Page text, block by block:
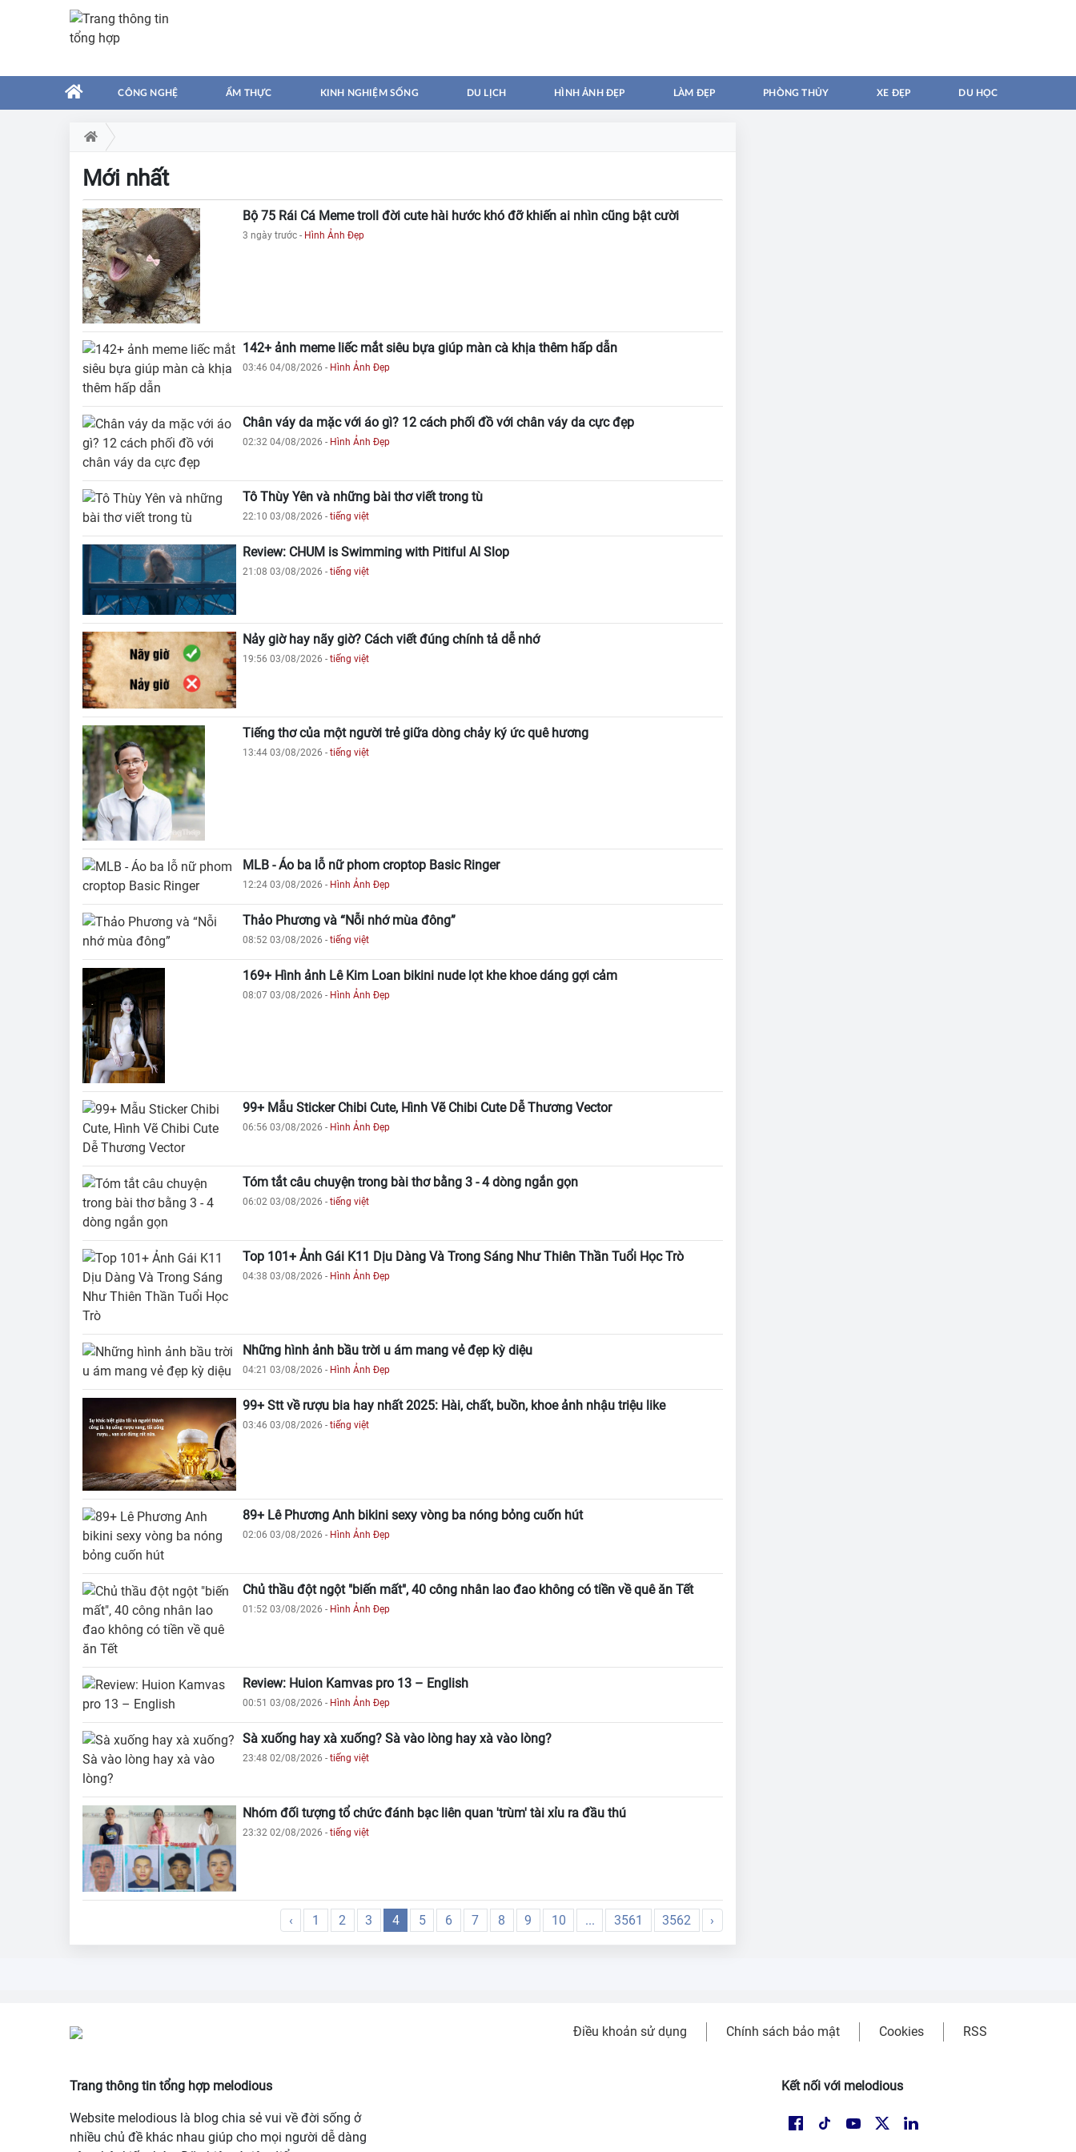
CÔNG NGHỆ ẨM THỰC KINH NGHIỆM SỐNG DU LỊCH HÌNH ẢNH ĐẸP LÀM ĐẸP PHÒNG THỦY XE ĐẸP DU HỌC
Mới nhất
Bộ 75 Rái Cá Meme troll đời cute hài hước khó đỡ khiến ai nhìn cũng bật cười
3 ngày trước - Hình Ảnh Đẹp
142+ ảnh meme liếc mắt siêu bựa giúp màn cà khịa thêm hấp dẫn
03:46 04/08/2026 - Hình Ảnh Đẹp
Chân váy da mặc với áo gì? 12 cách phối đồ với chân váy da cực đẹp
02:32 04/08/2026 - Hình Ảnh Đẹp
Tô Thùy Yên và những bài thơ viết trong tù
22:10 03/08/2026 - tiếng việt
Review: CHUM is Swimming with Pitiful AI Slop
21:08 03/08/2026 - tiếng việt
Nảy giờ hay nãy giờ? Cách viết đúng chính tả dễ nhớ
19:56 03/08/2026 - tiếng việt
Tiếng thơ của một người trẻ giữa dòng chảy ký ức quê hương
13:44 03/08/2026 - tiếng việt
MLB - Áo ba lỗ nữ phom croptop Basic Ringer
12:24 03/08/2026 - Hình Ảnh Đẹp
Thảo Phương và “Nỗi nhớ mùa đông”
08:52 03/08/2026 - tiếng việt
169+ Hình ảnh Lê Kim Loan bikini nude lọt khe khoe dáng gợi cảm
08:07 03/08/2026 - Hình Ảnh Đẹp
99+ Mẫu Sticker Chibi Cute, Hình Vẽ Chibi Cute Dễ Thương Vector
06:56 03/08/2026 - Hình Ảnh Đẹp
Tóm tắt câu chuyện trong bài thơ bằng 3 - 4 dòng ngắn gọn
06:02 03/08/2026 - tiếng việt
Top 101+ Ảnh Gái K11 Dịu Dàng Và Trong Sáng Như Thiên Thần Tuổi Học Trò
04:38 03/08/2026 - Hình Ảnh Đẹp
Những hình ảnh bầu trời u ám mang vẻ đẹp kỳ diệu
04:21 03/08/2026 - Hình Ảnh Đẹp
99+ Stt về rượu bia hay nhất 2025: Hài, chất, buồn, khoe ảnh nhậu triệu like
03:46 03/08/2026 - tiếng việt
89+ Lê Phương Anh bikini sexy vòng ba nóng bỏng cuốn hút
02:06 03/08/2026 - Hình Ảnh Đẹp
Chủ thầu đột ngột "biến mất", 40 công nhân lao đao không có tiền về quê ăn Tết
01:52 03/08/2026 - Hình Ảnh Đẹp
Review: Huion Kamvas pro 13 – English
00:51 03/08/2026 - Hình Ảnh Đẹp
Sà xuống hay xà xuống? Sà vào lòng hay xà vào lòng?
23:48 02/08/2026 - tiếng việt
Nhóm đối tượng tổ chức đánh bạc liên quan 'trùm' tài xỉu ra đầu thú
23:32 02/08/2026 - tiếng việt
‹ 1 2 3 4 5 6 7 8 9 10 ... 3561 3562 ›
Điều khoản sử dụng Chính sách bảo mật Cookies RSS
Trang thông tin tổng hợp melodious
Website melodious là blog chia sẻ vui về đời sống ở
nhiều chủ đề khác nhau giúp cho mọi người dễ dàng
Kết nối với melodious